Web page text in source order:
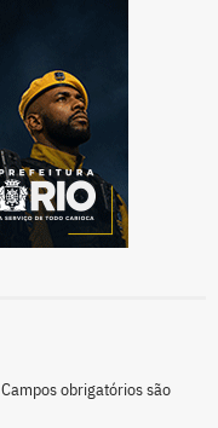
Campos obrigatórios são